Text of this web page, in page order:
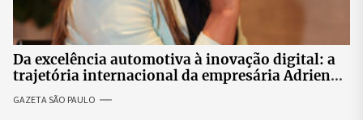
Da excelência automotiva à inovação digital: a
trajetória internacional da empresária Adriene
GAZETA SÃO PAULO